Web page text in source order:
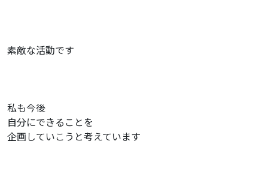
素敵な活動です
私も今後
自分にできることを
企画していこうと考えています